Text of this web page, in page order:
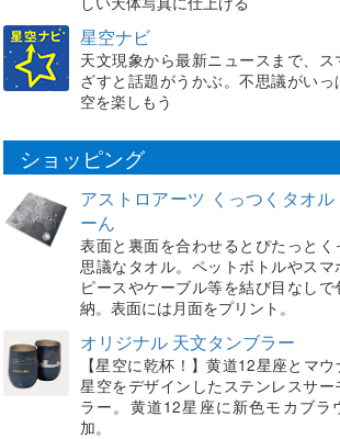
星空ナビ
天文現象から最新ニュースまで、ス
ざすと話題がうかぶ。不思議がいっ
空を楽しもう
ショッピング
アストロアーツ くっつくタオル
ーん
表面と裏面を合わせるとぴたっとく
思議なタオル。ペットボトルやスマ
ピースやケーブル等を結び目なしで
納。表面には月面をプリント。
オリジナル 天文タンブラー
【星空に乾杯！】黄道12星座とマ
星空をデザインしたステンレスサー
ラー。黄道12星座に新色モカブラ
加。